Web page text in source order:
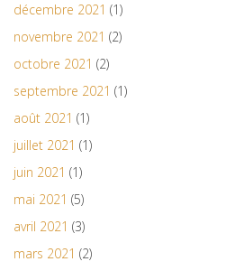
décembre 2021 (1)
novembre 2021 (2)
octobre 2021 (2)
septembre 2021 (1)
août 2021 (1)
juillet 2021 (1)
juin 2021 (1)
mai 2021 (5)
avril 2021 (3)
mars 2021 (2)